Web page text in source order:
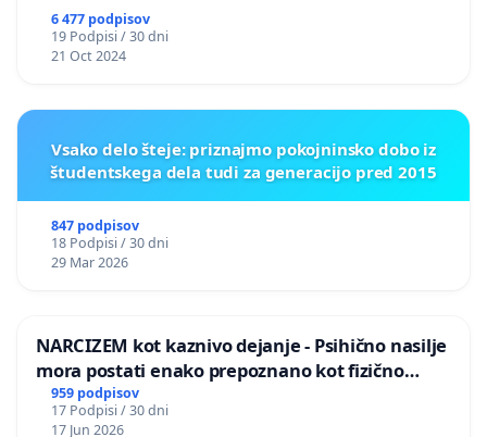
6 477 podpisov
19 Podpisi / 30 dni
21 Oct 2024
Vsako delo šteje: priznajmo pokojninsko dobo iz
študentskega dela tudi za generacijo pred 2015
847 podpisov
18 Podpisi / 30 dni
29 Mar 2026
NARCIZEM kot kaznivo dejanje - Psihično nasilje
mora postati enako prepoznano kot fizično
nasilje
959 podpisov
17 Podpisi / 30 dni
17 Jun 2026